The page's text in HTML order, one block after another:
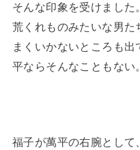
そんな印象を受けまし
荒くれものみたいな男た
まくいかないところも
平ならそんなこともない。
福子が萬平の右腕とし